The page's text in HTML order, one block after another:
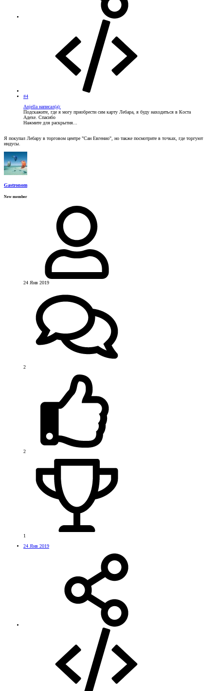
#4
Anjella написал(а):
Подскажите, где я могу приобрести сим карту Лебара, я буду находиться в Коста
Адехе. Спасибо
Нажмите для раскрытия...
Я покупал Лебару в торговом центре "Сан Евгенио", но также посмотрите в точках, где торгуют
индусы.
Gastronom
New member
24 Янв 2019
2
2
1
24 Янв 2019